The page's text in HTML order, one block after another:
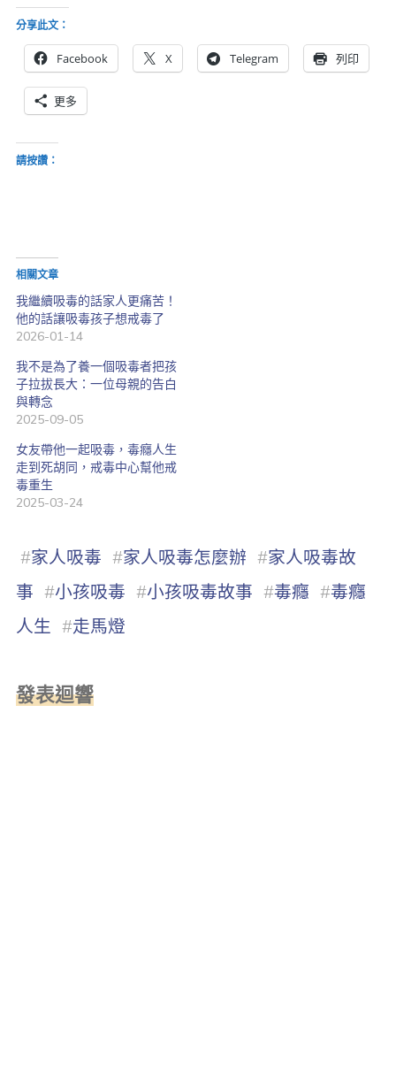
分享此文：
Facebook X Telegram 列印
更多
請按讚：
相關文章
我繼續吸毒的話家人更痛苦！
他的話讓吸毒孩子想戒毒了
2026-01-14
我不是為了養一個吸毒者把孩
子拉拔長大：一位母親的告白
與轉念
2025-09-05
女友帶他一起吸毒，毒癮人生
走到死胡同，戒毒中心幫他戒
毒重生
2025-03-24
#家人吸毒 #家人吸毒怎麼辦 #家人吸毒故
事 #小孩吸毒 #小孩吸毒故事 #毒癮 #毒癮
人生 #走馬燈
發表迴響